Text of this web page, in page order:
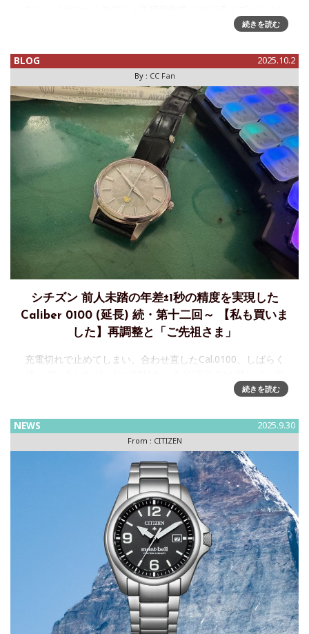
ぞれ発売シチズン時計株式会社は、時計の本質を追求し、卓
続きを読む
BLOG 2025.10.2
By : CC Fan
シチズン 前人未踏の年差±1秒の精度を実現した
Caliber 0100 (延長) 続・第十二回～ 【私も買いま
した】再調整と「ご先祖さま」
充電切れで止めてしまい、合わせ直したCal.0100、しばらく
ックスに載ってない気がしてきたので改めて調整しました。
直した時の誤
続きを読む
NEWS 2025.9.30
From : CITIZEN